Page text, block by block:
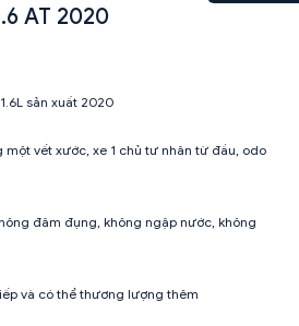
AT 2020
sản xuất 2020
vết xước, xe 1 chủ tư nhân từ đầu, odo
đâm đụng, không ngập nước, không
và có thể thương lượng thêm